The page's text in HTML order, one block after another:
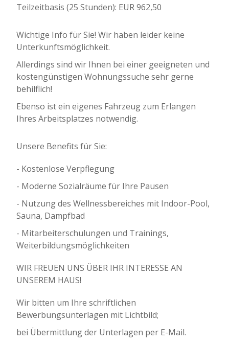
Teilzeitbasis (25 Stunden): EUR 962,50
Wichtige Info für Sie! Wir haben leider keine
Unterkunftsmöglichkeit.
Allerdings sind wir Ihnen bei einer geeigneten und
kostengünstigen Wohnungssuche sehr gerne
behilflich!
Ebenso ist ein eigenes Fahrzeug zum Erlangen
Ihres Arbeitsplatzes notwendig.
Unsere Benefits für Sie:
- Kostenlose Verpflegung
- Moderne Sozialräume für Ihre Pausen
- Nutzung des Wellnessbereiches mit Indoor-Pool,
Sauna, Dampfbad
- Mitarbeiterschulungen und Trainings,
Weiterbildungsmöglichkeiten
WIR FREUEN UNS ÜBER IHR INTERESSE AN
UNSEREM HAUS!
Wir bitten um Ihre schriftlichen
Bewerbungsunterlagen mit Lichtbild;
bei Übermittlung der Unterlagen per E-Mail.